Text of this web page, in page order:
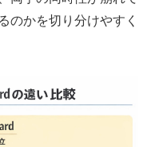
のかを切り分けやすく